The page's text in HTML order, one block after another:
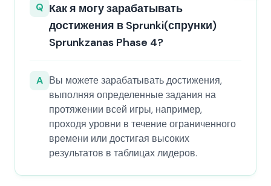
Q Как я могу зарабатывать
достижения в Sprunki(спрунки)
Sprunkzanas Phase 4?
A Вы можете зарабатывать достижения,
выполняя определенные задания на
протяжении всей игры, например,
проходя уровни в течение ограниченного
времени или достигая высоких
результатов в таблицах лидеров.